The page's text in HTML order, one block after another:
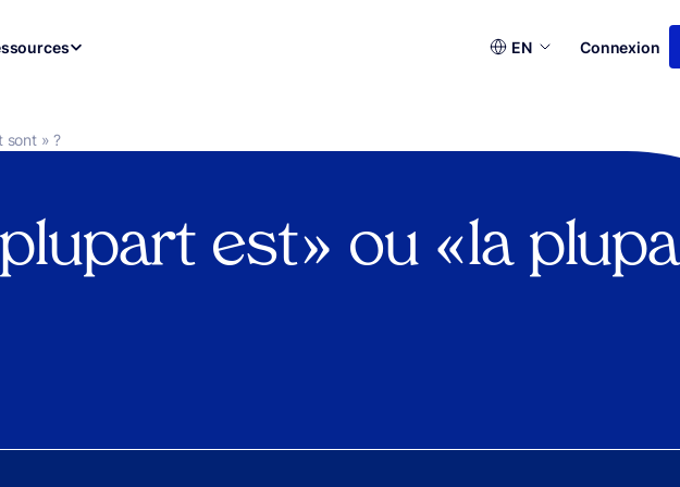
Choisir
EN Connexion
sont » ?
est » ou « la